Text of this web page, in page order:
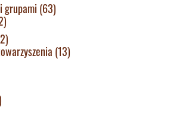
grupami (63)
(13)